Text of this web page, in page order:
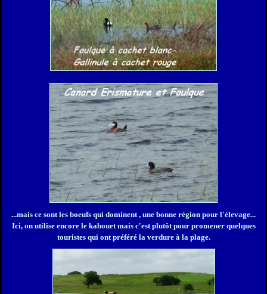
...mais ce sont les boeufs qui dominent , une bonne région pour l'élevage...
Ici, on utilise encore le kabouet mais c'est plutôt pour promener quelques
touristes qui ont préféré la verdure à la plage.